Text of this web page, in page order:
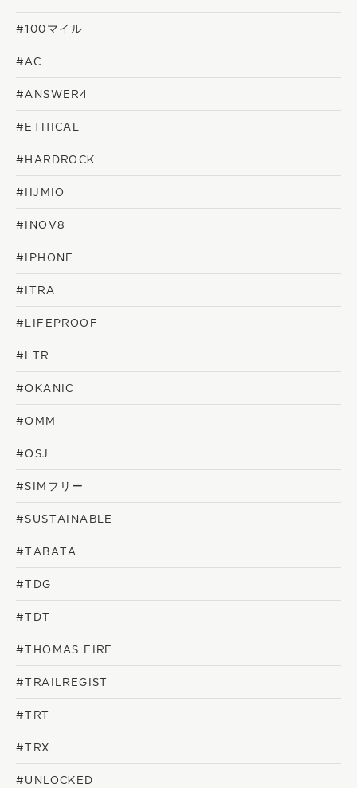
#100マイル
#AC
#ANSWER4
#ETHICAL
#HARDROCK
#IIJMIO
#INOV8
#IPHONE
#ITRA
#LIFEPROOF
#LTR
#OKANIC
#OMM
#OSJ
#SIMフリー
#SUSTAINABLE
#TABATA
#TDG
#TDT
#THOMAS FIRE
#TRAILREGIST
#TRT
#TRX
#UNLOCKED